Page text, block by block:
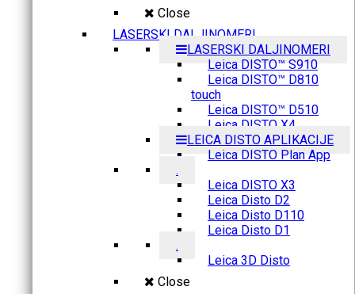
Close
LASERSKI DALJINOMERI
LASERSKI DALJINOMERI
Leica DISTO™ S910
Leica DISTO™ D810
touch
Leica DISTO™ D510
Leica DISTO X4
LEICA DISTO APLIKACIJE
Leica DISTO Plan App
.
Leica DISTO X3
Leica Disto D2
Leica Disto D110
Leica Disto D1
.
Leica 3D Disto
Close